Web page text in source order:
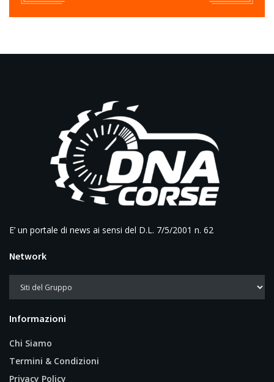
E’ un portale di news ai sensi del D.L. 7/5/2001 n. 62
Network
Informazioni
Chi Siamo
Termini & Condizioni
Privacy Policy